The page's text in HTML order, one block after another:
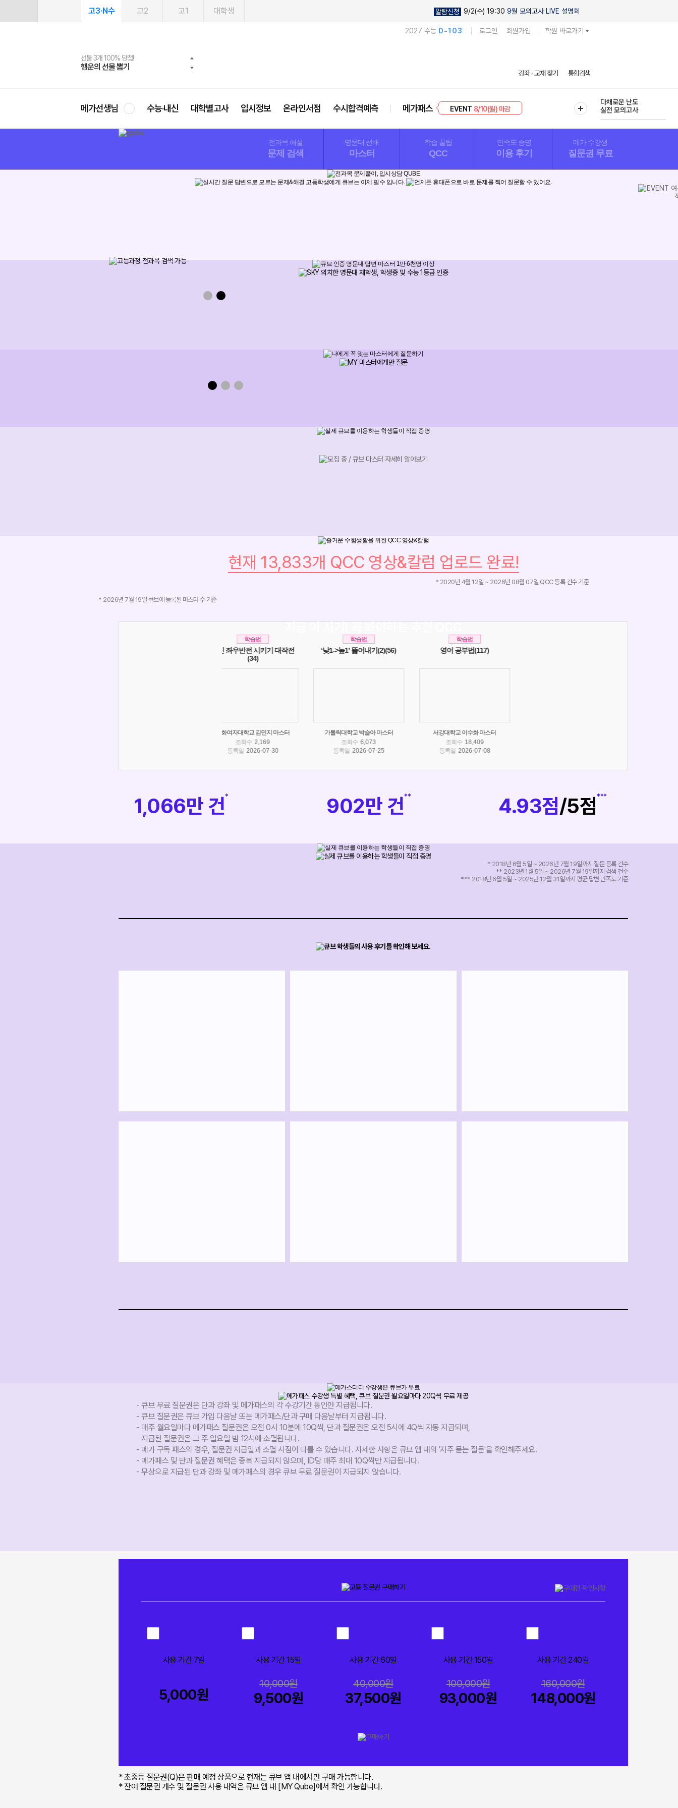
고3·N수 고2 고1 대학생 알람신청 9/2(수) 19:30 9월 모의고사 LIVE 설명회
2027 수능 D-103 로그인 회원가입 학원 바로가기
선물 3개 100% 당첨!
행운의 선물 뽑기
선물 100% 증정!
메가스터디 X 올리브
여름방학 스터디 캐시백
메가런 썸머스쿨
2027 러셀 단과
강사 공개선발
스마트러닝앱
설문 EVENT
메가패스
3일 무료 체험권
메가패스 수강생 무료혜택!
메가클럽 멤버십
사회공헌 캠페인
희망이룸 메가나눔
강좌 · 교재 찾기 통합검색
메가선생님 수능·내신 대학별고사 입시정보 온라인서점 수시합격예측 메가패스
EVENT 8/10(월) 마감
다채로운 난도
실전 모의고사
전과목 해설
문제 검색
명문대 선배
마스터
학습 꿀팁
QCC
만족도 증명
이용 후기
메가 수강생
질문권 무료
* 2026년 7월 19일 큐브에 등록된 마스터 수 기준
현재 13,833개 QCC 영상&칼럼 업로드 완료!
* 2020년 4월 12일 ~ 2026년 08월 07일 QCC 등록 건수 기준
지금 이 시기! 꼭 봐야하는 추천 QCC
학습법
‘낮1->높1’ 뚫어내기(2)(56)
가톨릭대학교 박슬아 마스터
조회수 6,073
등록일 2026-07-25
학습법
영어 공부법(117)
서강대학교 이수화 마스터
조회수 18,409
등록일 2026-07-08
대학생활
글로벌경제는 무슨공부 함?(64)
성균관대학교 장연우 마스터
조회수 10,740
등록일 2026-06-21
1,066만 건* 902만 건** 4.93점/5점 ***
* 2018년 6월 5일 ~ 2026년 7월 19일까지 질문 등록 건수
** 2023년 1월 5일 ~ 2026년 7월 19일까지 검색 건수
*** 2018년 6월 5일 ~ 2025년 12월 31일까지 평균 답변 만족도 기준
큐브 무료 질문권은 단과 강좌 및 메가패스의 각 수강기간 동안만 지급됩니다.
큐브 질문권은 큐브 가입 다음날 또는 메가패스/단과 구매 다음날부터 지급됩니다.
매주 월요일마다 메가패스 질문권은 오전 0시 10분에 10Q씩, 단과 질문권은 오전 5시에 4Q씩 자동 지급되며,
지급된 질문권은 그 주 일요일 밤 12시에 소멸됩니다.
메가 구독 패스의 경우, 질문권 지급일과 소멸 시점이 다를 수 있습니다. 자세한 사항은 큐브 앱 내의 '자주 묻는 질문'을 확인해주세요.
메가패스 및 단과 질문권 혜택은 중복 지급되지 않으며, ID당 매주 최대 10Q씩만 지급됩니다.
무상으로 지급된 단과 강좌 및 메가패스의 경우 큐브 무료 질문권이 지급되지 않습니다.
사용 기간 7일
5,000원
사용 기간 15일
10,000원
9,500원
사용 기간 60일
40,000원
37,500원
사용 기간 150일
100,000원
93,000원
사용 기간 240일
160,000원
148,000원
* 초중등 질문권(Q)은 판매 예정 상품으로 현재는 큐브 앱 내에서만 구매 가능합니다.
* 잔여 질문권 개수 및 질문권 사용 내역은 큐브 앱 내 [MY Qube]에서 확인 가능합니다.